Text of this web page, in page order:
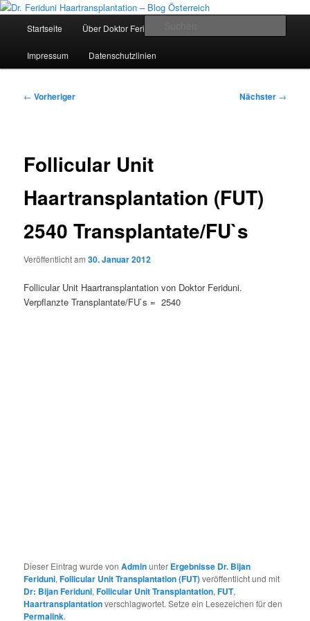
Zum
springenDr. Feriduni Haartransplantation –
Videos, Ergebnisse, Bilder
Startseite Über Doktor Feriduni und Team
Impressum Datenschutzlinien
Beitragsnavigation
← Vorheriger Nächster →
Follicular Unit
Haartransplantation (FUT)
2540 Transplantate/FU`s
Veröffentlicht am30. Januar 2012
Follicular Unit Haartransplantation von Doktor Feriduni.
Verpflanzte Transplantate/FU`s = 2540
Dieser Eintrag wurde vonAdminunter Ergebnisse Dr. Bijan
Feriduni,Follicular Unit Transplantation (FUT)veröffentlicht und mit
Dr: Bijan Feriduni,Follicular Unit Transplantation,FUT,
Haartransplantationverschlagwortet. Setze ein Lesezeichen für den
Permalink.